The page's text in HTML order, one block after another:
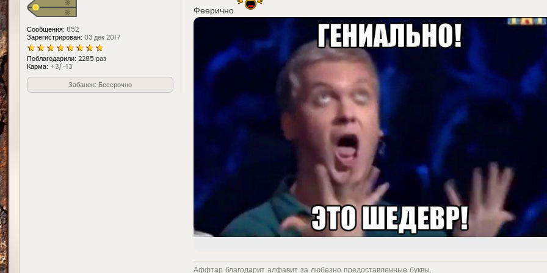
Сообщения: 852
Зарегистрирован: 03 дек 2017
Поблагодарили: 2285 раз
Карма: +3/-13
Забанен: Бессрочно
Феерично
Аффтар благодарит алфавит за любезно предоставленные буквы.